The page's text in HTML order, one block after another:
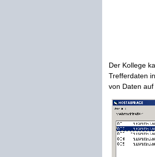
Der Kollege
Trefferdaten
von Daten